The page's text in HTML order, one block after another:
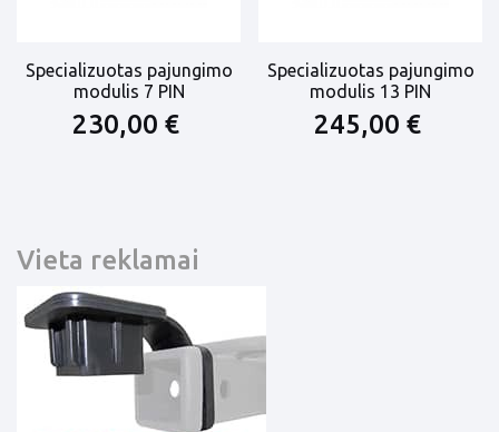
Specializuotas pajungimo
modulis 7 PIN
230,00 €
Specializuotas pajungimo
modulis 13 PIN
245,00 €
Vieta reklamai